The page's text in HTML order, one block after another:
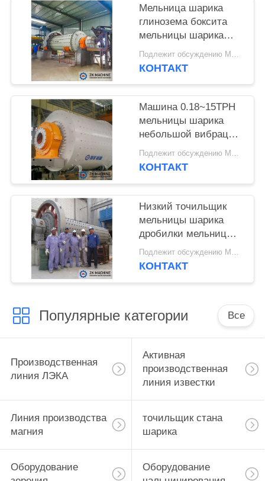
ПОЛИТИКА
КОНФИДЕНЦИАЛЬНОСТИ
Мельница шарика
глинозема боксита
мельницы шарика
медной руды сухая
меля для молоть
Подлежит обсуждению MOQ:1 набор
КОНТАКТ
Машина 0.18~15TPH
мельницы шарика
небольшой вибрации
дробилки мельницы
шарика руды влажная
Подлежит обсуждению MOQ:1 набор
КОНТАКТ
Низкий точильщик
мельницы шарика
дробилки мельницы
шарика
энергопотребления
Подлежит обсуждению MOQ:1 набор
КОНТАКТ
Популярные категории Все
Производственная
линия ЛЭКА
Активная
производственная
линия известки
Линия производства
магния
точильщик стана
шарика
Оборудование
Оборудование